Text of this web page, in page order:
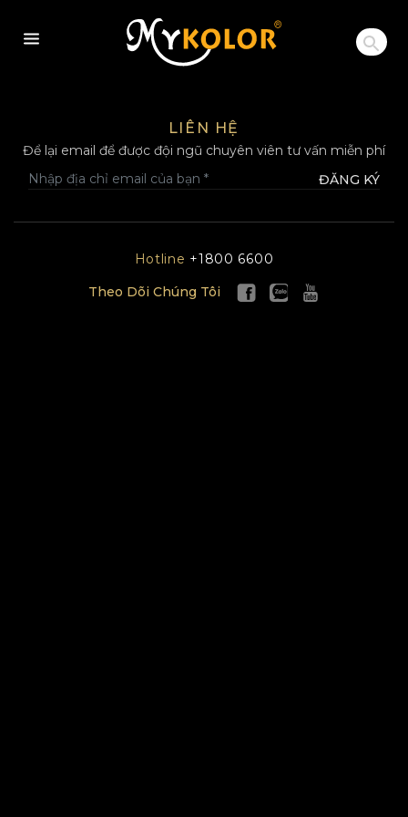
MYKOLOR
LIÊN HỆ
Để lại email để được đội ngũ chuyên viên tư vấn miễn phí
ĐĂNG KÝ
Hotline +1800 6600
Theo Dõi Chúng Tôi